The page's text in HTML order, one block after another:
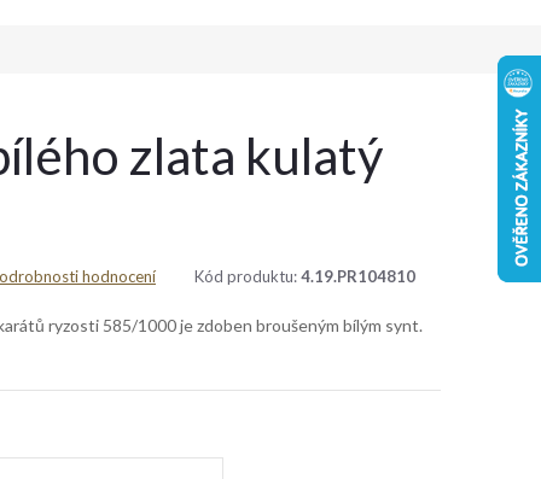
zlata kulatý
hodnocení Kód produktu:4.19.PR104810
ryzosti 585/1000 je zdoben broušeným bílým synt.